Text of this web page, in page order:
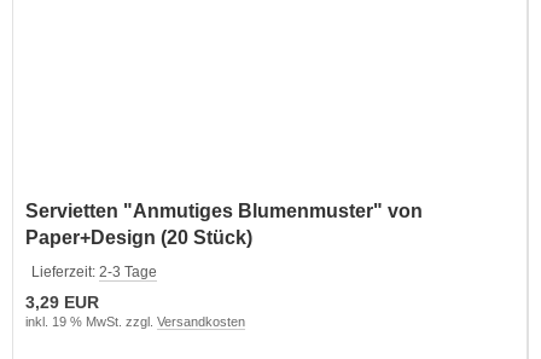
Servietten "Anmutiges Blumenmuster" von
Paper+Design (20 Stück)
Lieferzeit: 2-3 Tage
3,29 EUR
inkl. 19 % MwSt. zzgl. Versandkosten